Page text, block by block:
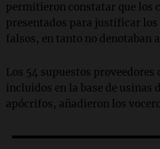
permitieron constatar que los
presentados para justificar
falsos, en tanto no denotaban
Los 54 supuestos
incluidos en la base de usinas
apócrifos, añadieron los